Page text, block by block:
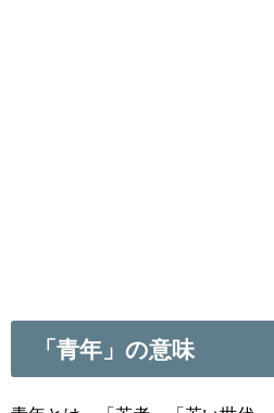
「青年」の意味